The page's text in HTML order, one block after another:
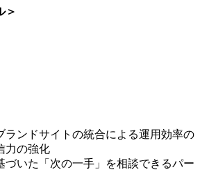
＞
ランドサイトの統合による運用効率の
力の強化
づいた「次の一手」を相談できるパー